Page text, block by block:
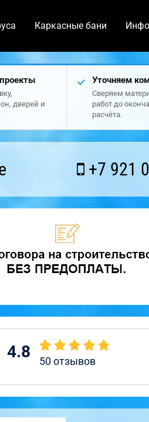
Каркасные бани
дверей и
Уточняем
Сверяем
работ до
расчёта.
+7 921
4.8 50отзывов